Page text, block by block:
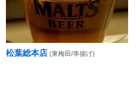
松葉総本店 (東梅田/串揚げ)